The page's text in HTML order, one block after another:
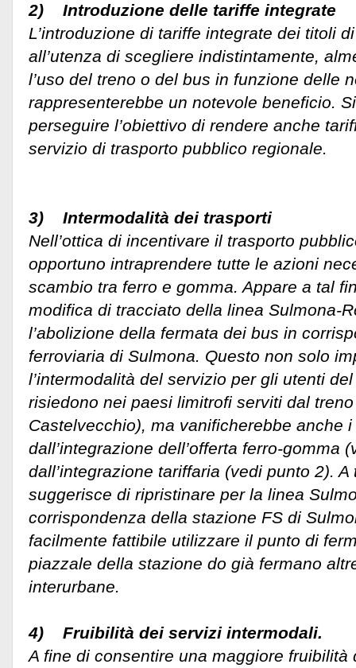
2) Introduzione delle tariffe integrate
L’introduzione di tariffe integrate dei titoli
all’utenza di scegliere indistintamente,
l’uso del treno o del bus in funzione delle
rappresenterebbe un notevole beneficio.
perseguire l’obiettivo di rendere anche
servizio di trasporto pubblico regionale.
3) Intermodalità dei trasporti
Nell’ottica di incentivare il trasporto
opportuno intraprendere tutte le azioni
scambio tra ferro e gomma. Appare a tal
modifica di tracciato della linea Sulmona-
l’abolizione della fermata dei bus in
ferroviaria di Sulmona. Questo non solo
l’intermodalità del servizio per gli utenti
risiedono nei paesi limitrofi serviti dal
Castelvecchio), ma vanificherebbe anche
dall’integrazione dell’offerta ferro-gomma
dall’integrazione tariffaria (vedi punto 2).
suggerisce di ripristinare per la linea
corrispondenza della stazione FS di
facilmente fattibile utilizzare il punto di
piazzale della stazione do già fermano
interurbane.
4) Fruibilità dei servizi intermodali.
A fine di consentire una maggiore fruibilità